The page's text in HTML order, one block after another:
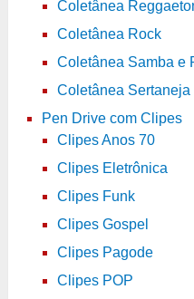
Coletânea
Coletânea Rock
Coletânea Samba e
Coletânea Sertaneja
Pen Drive com Clipes
Clipes Anos 70
Clipes Eletrônica
Clipes Funk
Clipes Gospel
Clipes Pagode
Clipes POP